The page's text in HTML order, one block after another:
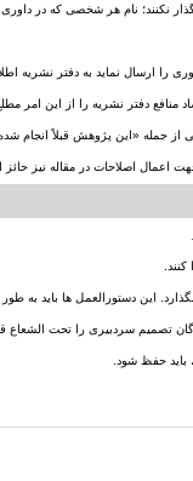
نکنند؛ نام هر شخصی که در
از جمله «این پژوهش قبلاً انجام
اعمال اصلاحات در مقاله نیز